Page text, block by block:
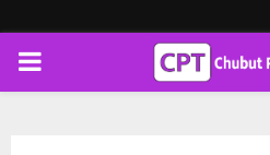
PRIMARY